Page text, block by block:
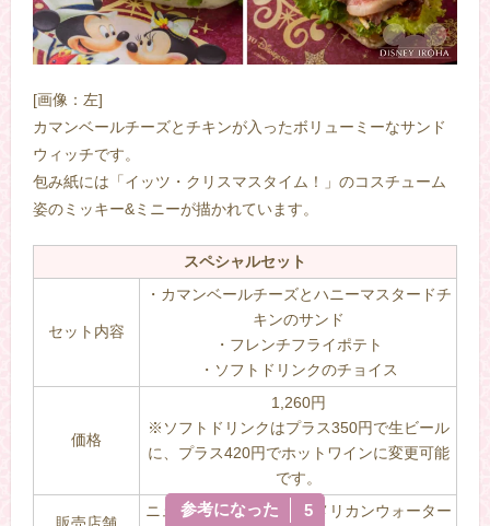
[画像：左]
カマンベールチーズとチキンが入ったボリューミーなサンド
ウィッチです。
包み紙には「イッツ・クリスマスタイム！」のコスチューム
姿のミッキー&ミニーが描かれています。
スペシャルセット
セット内容
・カマンベールチーズとハニーマスタードチ
キンのサンド
・フレンチフライポテト
・ソフトドリンクのチョイス
価格
1,260円
※ソフトドリンクはプラス350円で生ビール
に、プラス420円でホットワインに変更可能
です。
販売店舗
ニューヨーク・デリ（アメリカンウォーター
参考になった 5